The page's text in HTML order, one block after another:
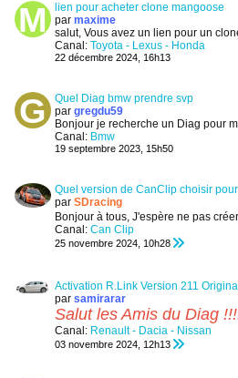
lien pour acheter clone mangoose
par maxime
salut, Vous avez un lien pour un clone de
Canal: Toyota - Lexus - Honda
22 décembre 2024, 16h13
Quel Diag bmw prendre svp
par gregdu59
Bonjour je recherche un Diag pour ma E61 de
Canal: Bmw
19 septembre 2023, 15h50
Quel version de CanClip choisir
par SDracing
Bonjour à tous, J'espère ne pas créer un doublon, j'ai
Canal: Can Clip
25 novembre 2024, 10h28
Activation R.Link Version 211
par samirarar
Salut les Amis du Diag
Canal: Renault - Dacia - Nissan
03 novembre 2024, 12h13